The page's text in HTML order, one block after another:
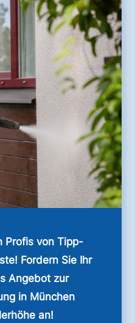
Profis von Tipp-
Fordern Sie Ihr
Angebot zur
in München
an!